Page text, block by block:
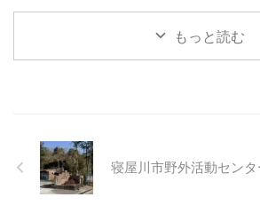
もっと読む
寝屋川市野外活動セン